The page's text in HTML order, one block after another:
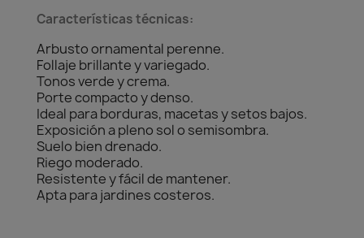
Características técnicas:
Arbusto ornamental perenne.
Follaje brillante y variegado.
Tonos verde y crema.
Porte compacto y denso.
Ideal para borduras, macetas y setos bajos.
Exposición a pleno sol o semisombra.
Suelo bien drenado.
Riego moderado.
Resistente y fácil de mantener.
Apta para jardines costeros.